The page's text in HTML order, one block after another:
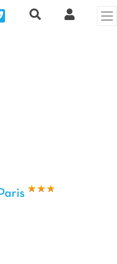
Nous contacterRecherche rapide
Mi